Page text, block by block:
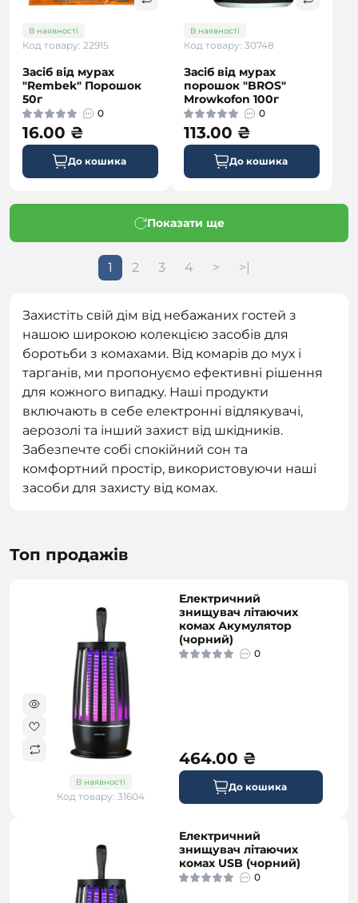
В наявності
Код товару: 22915
Засіб від мурах
"Rembek" Порошок
50г
0
16.00 ₴
До кошика
В наявності
Код товару: 30748
Засіб від мурах
порошок "BROS"
Mrowkofon 100г
0
113.00 ₴
До кошика
Показати ще
1 2 3 4 > >|
Захистіть свій дім від небажаних гостей з
нашою широкою колекцією засобів для
боротьби з комахами. Від комарів до мух і
тарганів, ми пропонуємо ефективні рішення
для кожного випадку. Наші продукти
включають в себе електронні відлякувачі,
аерозолі та інший захист від шкідників.
Забезпечте собі спокійний сон та
комфортний простір, використовуючи наші
засоби для захисту від комах.
Топ продажів
В наявності
Код товару: 31604
Електричний
знищувач літаючих
комах Акумулятор
(чорний)
0
464.00 ₴
До кошика
Електричний
знищувач літаючих
комах USB (чорний)
0